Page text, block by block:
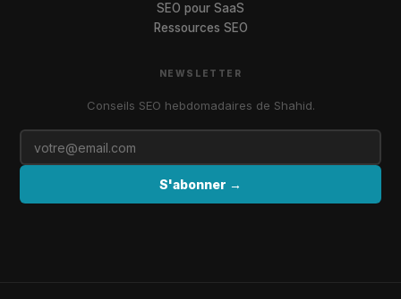
SEO pour SaaS
Ressources SEO
NEWSLETTER
Conseils SEO hebdomadaires de Shahid.
S'abonner →